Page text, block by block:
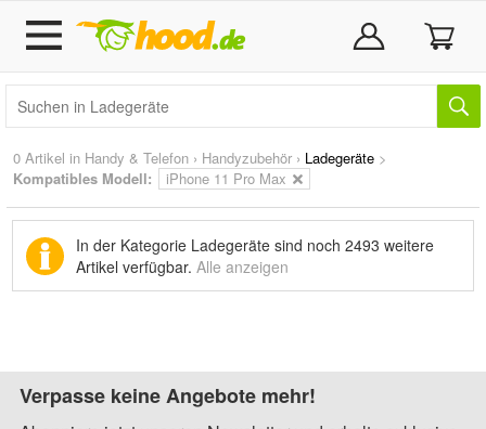
0 Artikel in Handy & Telefon › Handyzubehör › Ladegeräte >
Kompatibles Modell:
iPhone 11 Pro Max
In der Kategorie Ladegeräte sind noch 2493 weitere
Artikel verfügbar. Alle anzeigen
Verpasse keine Angebote mehr!